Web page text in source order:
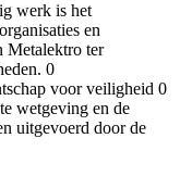
werk is het
en
Metalektro ter
0
voor veiligheid 0
wetgeving en de
uitgevoerd door de